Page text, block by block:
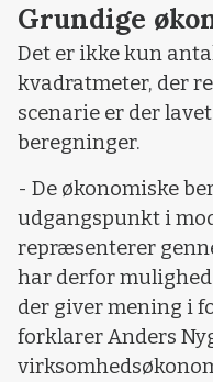
Grundige
Det er ikke kun
kvadratmeter, der
scenarie er der
beregninger.
- De økonomiske
udgangspunkt i
repræsenterer
har derfor
der giver mening i
forklarer Anders